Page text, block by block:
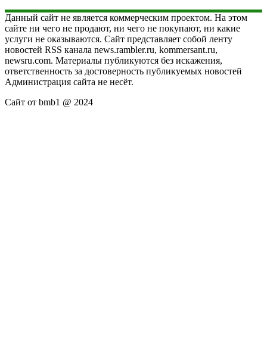
Данный сайт не является коммерческим проектом. На этом
сайте ни чего не продают, ни чего не покупают, ни какие
услуги не оказываются. Сайт представляет собой ленту
новостей RSS канала news.rambler.ru, kommersant.ru,
newsru.com. Материалы публикуются без искажения,
ответственность за достоверность публикуемых новостей
Администрация сайта не несёт.
Сайт от bmb1 @ 2024